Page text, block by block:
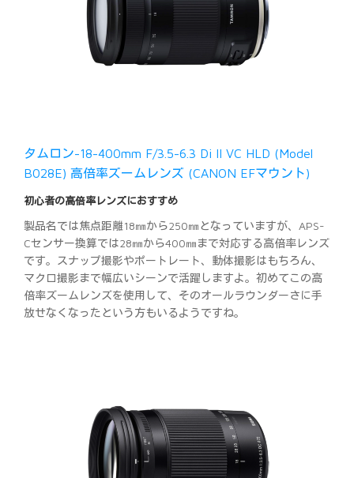
タムロン-18-400mm F/3.5-6.3 Di II VC HLD (Model
B028E) 高倍率ズームレンズ (CANON EFマウント)
初心者の高倍率レンズにおすすめ
製品名では焦点距離18㎜から250㎜となっていますが、APS-
Cセンサー換算では28㎜から400㎜まで対応する高倍率レンズ
です。スナップ撮影やポートレート、動体撮影はもちろん、
マクロ撮影まで幅広いシーンで活躍しますよ。初めてこの高
倍率ズームレンズを使用して、そのオールラウンダーさに手
放せなくなったという方もいるようですね。